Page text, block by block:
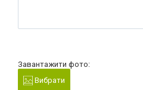
Завантажити фото:
Вибрати